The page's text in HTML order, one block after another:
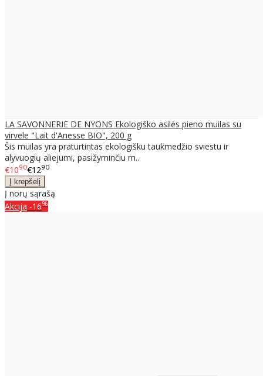
LA SAVONNERIE DE NYONS Ekologiško asilės pieno muilas su
virvele "Lait d'Anesse BIO", 200 g
Šis muilas yra praturtintas ekologišku taukmedžio sviestu ir
alyvuogių aliejumi, pasižyminčiu m..
€1090€1290
Į norų sąrašą
Akcija -16%